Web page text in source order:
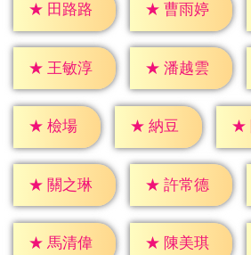
★ 田路路 ★ 曹雨婷
★ 王敏淳 ★ 潘越雲
★ 檢場 ★ 納豆 ★
★ 關之琳 ★ 許常德
★ 馬清偉 ★ 陳美琪